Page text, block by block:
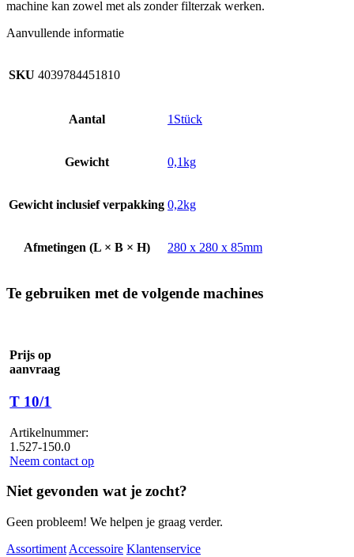
machine kan zowel met als zonder filterzak werken.
Aanvullende informatie
SKU 4039784451810
Aantal 1Stück
Gewicht 0,1kg
Gewicht inclusief verpakking 0,2kg
Afmetingen (L × B × H) 280 x 280 x 85mm
Te gebruiken met de volgende machines
Prijs op
aanvraag
T 10/1
Artikelnummer:
1.527-150.0
Neem contact op
Niet gevonden wat je zocht?
Geen probleem! We helpen je graag verder.
Assortiment Accessoire Klantenservice